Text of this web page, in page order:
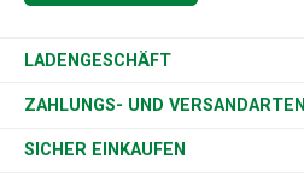
LADENGESCHÄFT
ZAHLUNGS- UND VERSANDARTEN
SICHER EINKAUFEN